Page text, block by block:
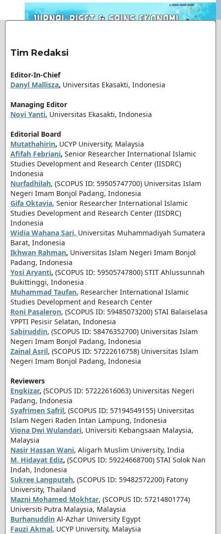
Tim Redaksi
Editor-In-Chief
Danyl Mallisza, Universitas Ekasakti, Indonesia
Managing Editor
Novi Yanti, Universitas Ekasakti, Indonesia
Editorial Board
Mutathahirin, UCYP University, Malaysia
Afifah Febriani, Senior Researcher International Islamic
Studies Development and Research Center (IISDRC)
Indonesia
Nurfadhilah, (SCOPUS ID: 59505747700) Universitas Islam
Negeri Imam Bonjol Padang, Indonesia
Gifa Oktavia, Senior Researcher International Islamic
Studies Development and Research Center (IISDRC)
Indonesia
Widia Wahana Sari, Universitas Muhammadiyah Sumatera
Barat, Indonesia
Ikhwan Rahman, Universitas Islam Negeri Imam Bonjol
Padang, Indonesia
Yosi Aryanti, (SCOPUS ID: 59505747800) STIT Ahlussunnah
Bukittinggi, Indonesia
Muhammad Taufan, Researcher International Islamic
Studies Development and Research Center
Roni Pasaleron, (SCOPUS ID: 59485073200) STAI Balaiselasa
YPPTI Pesisir Selatan, Indonesia
Sabiruddin, (SCOPUS ID: 58476352700) Universitas Islam
Negeri Imam Bonjol Padang, Indonesia
Zainal Asril, (SCOPUS ID: 57222616758) Universitas Islam
Negeri Imam Bonjol Padang, Indonesia
Reviewers
Engkizar, (SCOPUS ID: 57222616063) Universitas Negeri
Padang, Indonesia
Syafrimen Safril, (SCOPUS ID: 57194549155) Universitas
Islam Negeri Raden Intan Lampung, Indonesia
Viona Dwi Wulandari, Universiti Kebangsaan Malaysia,
Malaysia
Nasir Hassan Wani, Aligarh Muslim University, India
M. Hidayat Ediz, (SCOPUS ID: 59224668700) STAI Solok Nan
Indah, Indonesia
Sukree Langputeh, (SCOPUS ID: 59482572200) Fatony
University, Thailand
Mazni Mohamed Mokhtar, (SCOPUS ID: 57214801774)
Universiti Putra Malaysia, Malaysia
BurhanuddinAl-Azhar University Egypt
Fauzi Akmal, UCYP University, Malaysia